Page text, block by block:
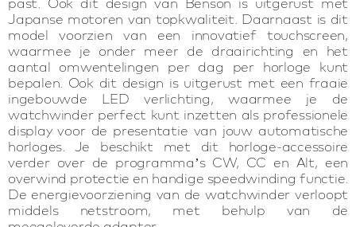
Japanse motoren van topkwaliteit. Daarnaast is dit
model voorzien van een innovatief touchscreen,
waarmee je onder meer de draairichting en het
aantal omwentelingen per dag per horloge kunt
bepalen. Ook dit design is uitgerust met een fraaie
ingebouwde LED verlichting, waarmee je de
watchwinder perfect kunt inzetten als professionele
display voor de presentatie van jouw automatische
horloges. Je beschikt met dit horloge-accessoire
verder over de programma’s CW, CC en Alt, een
overwind protectie en handige speedwinding functie.
De energievoorziening van de watchwinder verloopt
middels netstroom, met behulp van de